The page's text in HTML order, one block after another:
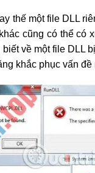
thế một file DLL
cũng có thể có
về một file DLL
khắc phục vấn đề